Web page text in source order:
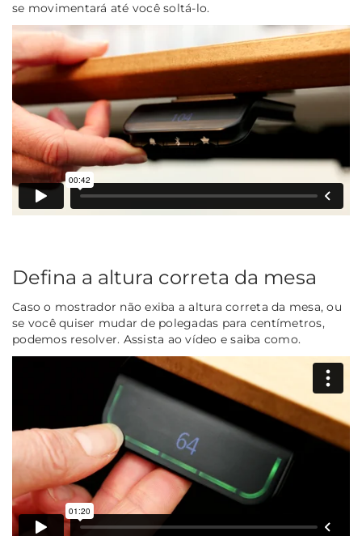
se movimentará até você soltá-lo.
Defina a altura correta da mesa
Caso o mostrador não exiba a altura correta da mesa, ou
se você quiser mudar de polegadas para centímetros,
podemos resolver. Assista ao vídeo e saiba como.